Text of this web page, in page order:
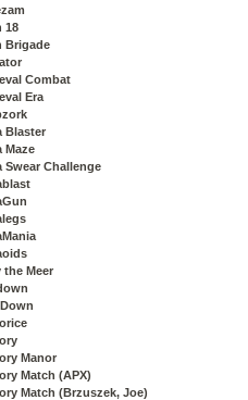
18
Brigade
Combat
Era
Blaster
Maze
Swear Challenge
the Meer
Manor
Match (APX)
Match (Brzuszek, Joe)